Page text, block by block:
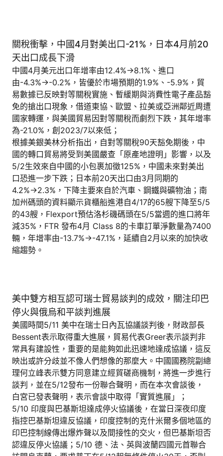
關稅衝擊，中國4月對美出口-21%，日本4月前20
天出口成長下滑
中國4月美元出口年增率由12.4%→8.1%、進口
由-4.3%→-0.2%，皆優於市場預期的1.9%、-5.9%，貿
易數據已反映對等關稅實施、暫緩期與消費性電子產品豁
免的搶出口現象，借道東協、歐盟、拉美或亞洲鄰近周遭
國家轉運，與美國貿易因對等關稅而劇烈下跌，其年增率
為-21.0%，創2023/7以來低；
根據美銀美林分析指出，自對等關稅90天豁免期後，中
國的轉口貿易將受到美國嚴查「原產地證明」影響，以及
5/2生效來自中國的小包裹加徵125%，中國未來對美出
口恐進一步下跌；日本前20天出口由3月同期的
4.2%→2.3%，下降主要來自於汽車、鋼鐵與礦物油；南
加州碼頭的資料顯示貨櫃船進港自4/17的65艘下降至5/5
的43艘，Flexport預估洛杉磯碼頭在5/5當週的進口將年
減35%，FTR 發布4月 Class 8的卡車訂單淨數量為7400
輛，年增率由-13.7%→-47.1%，延續自2月以來的加快收
縮趨勢。
美中雙方相互認可瑞士貿易談判的成效，關注印巴
停火與俄烏和平談判進展
美國時間5/11 美中在瑞士日內瓦協議談判後，財政部長
Bessent表示取得重大進展，貿易代表Greer表示談判非
常具有建設性，重要的是能夠如此迅速地達成協議，這反
映出或許分歧並不像人們想像的那麼大。中國國務院副總
理何立峰表示雙方同意建立經貿磋商機制，將進一步進行
談判，並在5/12發布一份聯合聲明，而在本次會談後，
白宮已發表聲明，表示會談中取得「實質進展」；
5/10 印度與巴基斯坦達成停火協議後，在當日深夜印度
指控巴基斯坦違反協議，印度控制的克什米爾多個地區的
印巴控制線傳出爆炸聲以及間接性的交火，但巴基斯坦否
認違反停火協議；5/10 德、法、英與波蘭四國元首聯合